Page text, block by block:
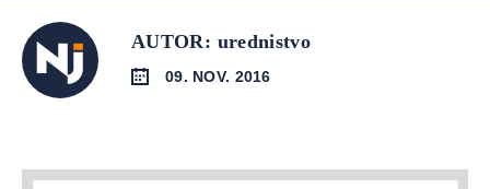
AUTOR: urednistvo
09. NOV. 2016